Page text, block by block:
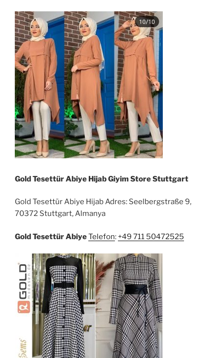
Gold Tesettür Abiye Hijab Giyim Store Stuttgart
Gold Tesettür Abiye Hijab Adres: Seelbergstraße 9,
70372 Stuttgart, Almanya
Gold Tesettür AbiyeTelefon: +49 711 50472525